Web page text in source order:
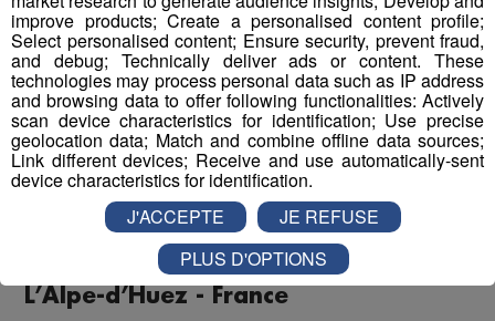
pour de nombreux circuits.
Quel que soit votre niveau, lancez-vous sur La Slick Rock
Trail de Moab et partez pour 20 km de pur plaisir. Selon
votre niveau d’entrainement, vous serez peut-être
parfois amené à poser le pied au sol mais nul doute que
vous en viendrez à bout avec des souvenirs
époustouflants.
Sur place, vous pourrez très simplementlouer tout
votre matériel pour partir à la découverte d’un des
plus beaux spots VTT du globe.
L’Alpe-d’Huez - France
improve products; Create a personalised content profile;
Select personalised content; Ensure security, prevent fraud,
and debug; Technically deliver ads or content. These
technologies may process personal data such as IP address
and browsing data to offer following functionalities: Actively
scan device characteristics for identification; Use precise
geolocation data; Match and combine offline data sources;
Link different devices; Receive and use automatically-sent
device characteristics for identification.
J'ACCEPTE
JE REFUSE
PLUS D'OPTIONS